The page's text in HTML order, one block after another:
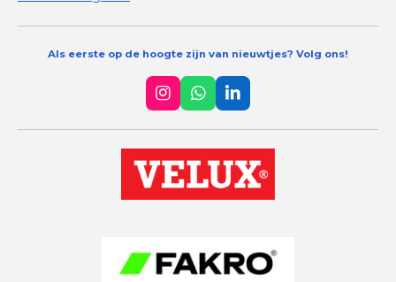
Als eerste op de hoogte zijn van nieuwtjes? Volg ons!
I
n
s
t
a
g
W
h
a
t
s
A
L
i
n
k
e
d